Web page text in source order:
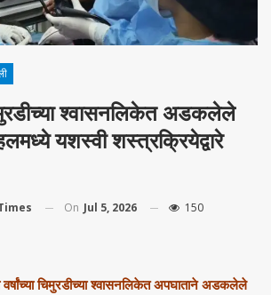
श्वासनलिकेत अडकलेले
यशस्वी शस्त्रक्रियेद्वारे
On Jul 5, 2026 150
वर्षांच्या चिमुरडीच्या श्वासनलिकेत अपघाताने अडकलेले